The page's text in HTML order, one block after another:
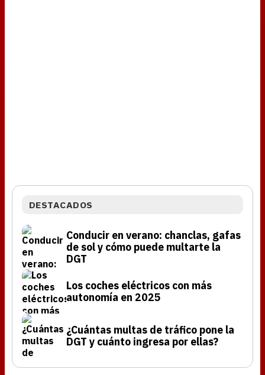
DESTACADOS
Conducir en verano: chanclas, gafas
de sol y cómo puede multarte la
DGT
Los coches eléctricos con más
autonomía en 2025
¿Cuántas multas de tráfico pone la
DGT y cuánto ingresa por ellas?